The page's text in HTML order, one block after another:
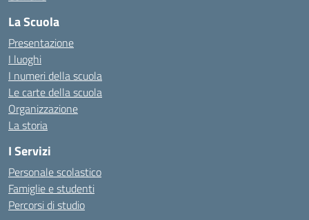
La Scuola
Presentazione
I luoghi
I numeri della scuola
Le carte della scuola
Organizzazione
La storia
I Servizi
Personale scolastico
Famiglie e studenti
Percorsi di studio